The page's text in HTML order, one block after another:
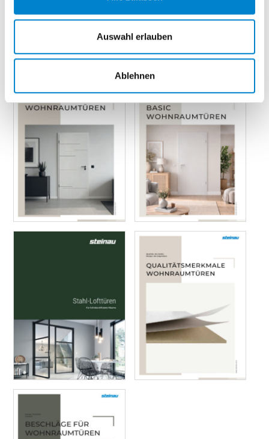
Auswahl erlauben
Ablehnen
Zuhause Wohlfühlen.
Klicken Sie auf eine Broschüre, für weitere
Informationen.